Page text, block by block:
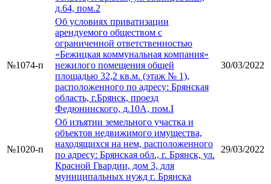
д.64, пом.2
№1074-п
Об условиях приватизации
арендуемого обществом с
ограниченной ответственностью
«Бежицкая коммунальная компания»
нежилого помещения общей
площадью 32,2 кв.м. (этаж № 1),
расположенного по адресу: Брянская
область, г.Брянск, проезд
Федюнинского, д.10А, пом.I
30/03/2022
№1020-п
Об изъятии земельного участка и
объектов недвижимого имущества,
находящихся на нем, расположенного
по адресу: Брянская обл., г. Брянск, ул.
Красной Гвардии, дом 3, для
муниципальных нужд г. Брянска
29/03/2022